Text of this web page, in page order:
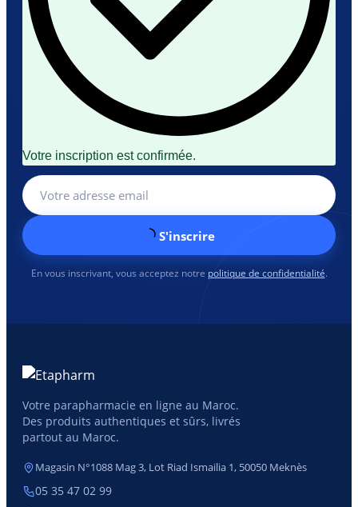
Votre inscription est confirmée.
S'inscrire
En vous inscrivant, vous acceptez notre politique de confidentialité.
Votre parapharmacie en ligne au Maroc.
Des produits authentiques et sûrs, livrés
partout au Maroc.
Magasin N°1088 Mag 3, Lot Riad Ismailia 1, 50050 Meknès
05 35 47 02 99